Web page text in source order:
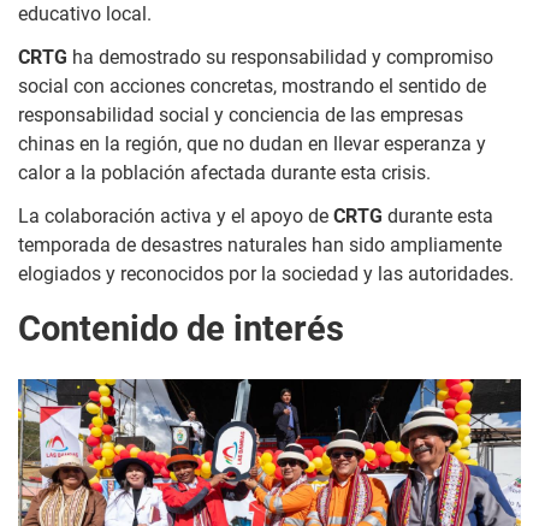
educativo local.
CRTG ha demostrado su responsabilidad y compromiso
social con acciones concretas, mostrando el sentido de
responsabilidad social y conciencia de las empresas
chinas en la región, que no dudan en llevar esperanza y
calor a la población afectada durante esta crisis.
La colaboración activa y el apoyo de CRTG durante esta
temporada de desastres naturales han sido ampliamente
elogiados y reconocidos por la sociedad y las autoridades.
Contenido de interés